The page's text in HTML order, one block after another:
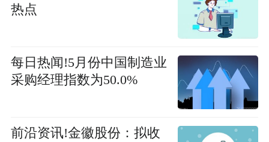
热点
每日热闻!5月份中国制造业
采购经理指数为50.0%
前沿资讯!金徽股份：拟收